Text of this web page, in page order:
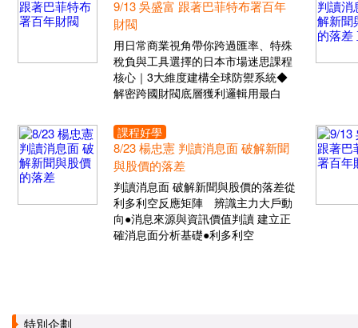
9/13 吳盛富 跟著巴菲特布署百年
財閥
用日常商業視角帶你跨過匯率、特殊
稅負與工具選擇的日本市場迷思課程
核心｜3大維度建構全球防禦系統◆
解密跨國財閥底層獲利邏輯用最白
課程好學
8/23 楊忠憲 判讀消息面 破解新聞
與股價的落差
判讀消息面 破解新聞與股價的落差從
利多利空反應矩陣 辨識主力大戶動
向●消息來源與資訊價值判讀 建立正
確消息面分析基礎●利多利空
特別企劃